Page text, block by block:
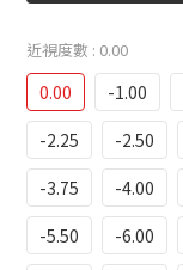
近視度數 : 0.00
0.00 -1.00
-2.25
-2.50
-3.75
-4.00
-5.50
-6.00